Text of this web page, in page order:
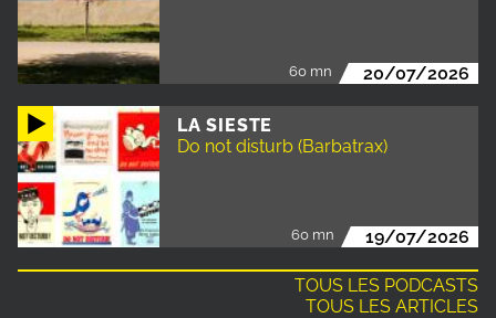
60 mn 20/07/2026
LA SIESTE
Do not disturb (Barbatrax)
60 mn 19/07/2026
TOUS LES PODCASTS
TOUS LES ARTICLES